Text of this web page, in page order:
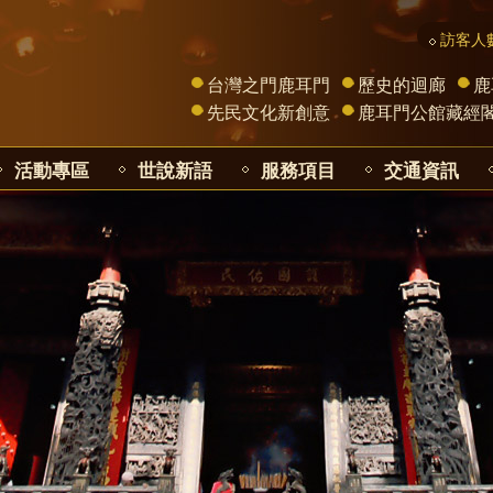
訪客人
台灣之門鹿耳門 歷史的迴廊
先民文化新創意
鹿耳門公館藏經
活動專區 世說新語 服務項目 交通資訊